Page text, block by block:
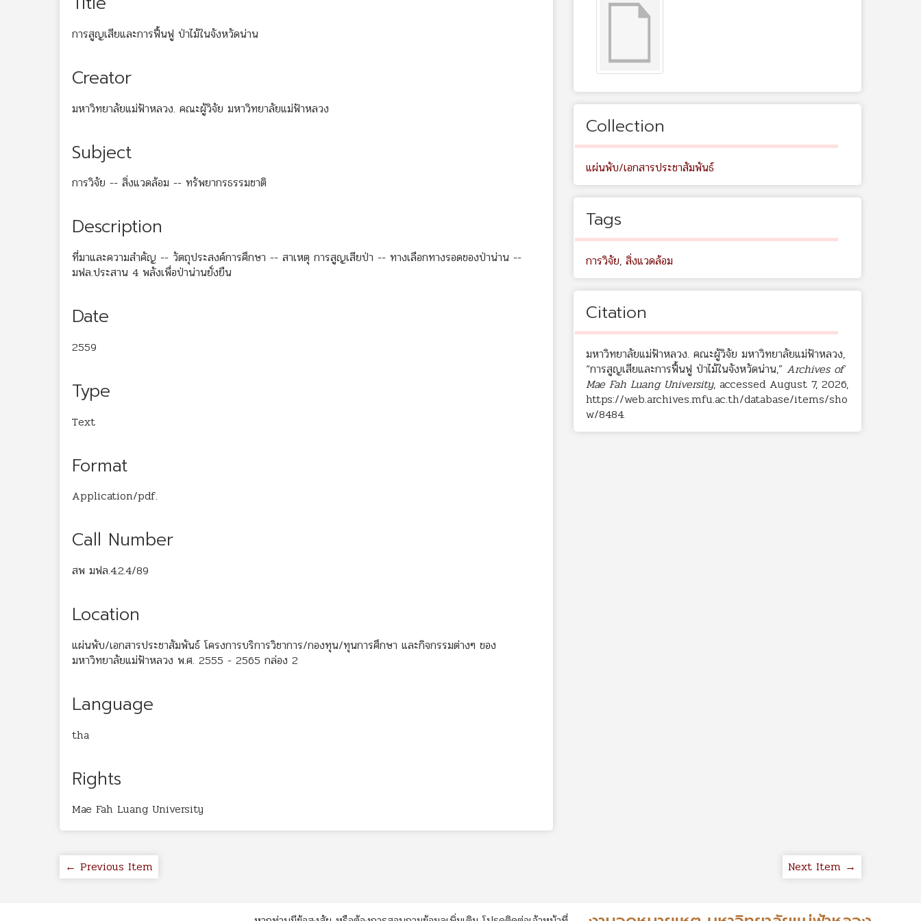
การสูญเสียและการฟื้นฟู ป่าไม้ในจังหวัดน่าน
Creator
มหาวิทยาลัยแม่ฟ้าหลวง. คณะผู้วิจัย มหาวิทยาลัยแม่ฟ้าหลวง
Subject
การวิจัย -- สิ่งแวดล้อม -- ทรัพยากรธรรมชาติ
Description
ที่มาและความสำคัญ -- วัตถุประสงค์การศึกษา -- สาเหตุ การสูญเสียป่า -- ทางเลือกทางรอดของป่าน่าน --
มฟล.ประสาน 4 พลังเพื่อป่าน่านยั่งยืน
Date
2559
Type
Text
Format
Application/pdf.
Call Number
สพ มฟล.4.2.4/89
Location
แผ่นพับ/เอกสารประชาสัมพันธ์ โครงการบริการวิชาการ/กองทุน/ทุนการศึกษา และกิจกรรมต่างๆ ของ
มหาวิทยาลัยแม่ฟ้าหลวง พ.ศ. 2555 - 2565 กล่อง 2
Language
tha
Rights
Mae Fah Luang University
Collection
แผ่นพับ/เอกสารประชาสัมพันธ์
Tags
การวิจัย, สิ่งแวดล้อม
Citation
มหาวิทยาลัยแม่ฟ้าหลวง. คณะผู้วิจัย มหาวิทยาลัยแม่ฟ้าหลวง,
“การสูญเสียและการฟื้นฟู ป่าไม้ในจังหวัดน่าน,” Archives of
Mae Fah Luang University, accessed August 7, 2026,
https://web.archives.mfu.ac.th/database/items/sho
w/8484.
← Previous Item Next Item →